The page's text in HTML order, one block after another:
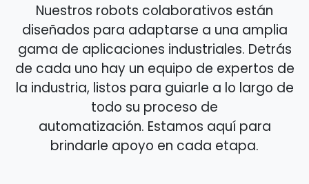
Nuestros robots colaborativos están
diseñados para adaptarse a una amplia
gama de aplicaciones industriales. Detrás
de cada uno hay un equipo de expertos de
la industria, listos para guiarle a lo largo de
todo su proceso de
automatización. Estamos aquí para
brindarle apoyo en cada etapa.